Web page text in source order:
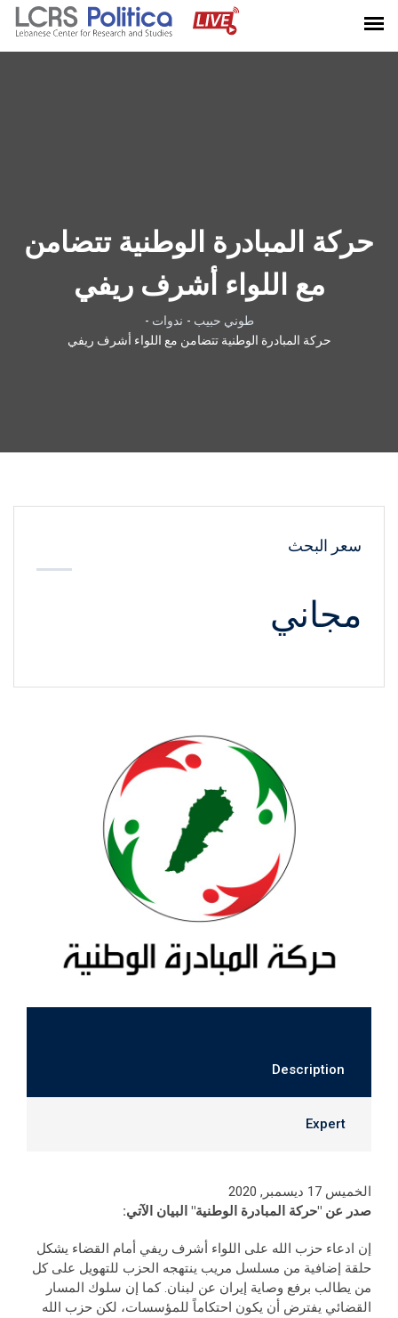
حركة المبادرة الوطنية تتضامن
مع اللواء أشرف ريفي
طوني حبيب - ندوات -
حركة المبادرة الوطنية تتضامن مع اللواء أشرف ريفي
سعر البحث
مجاني
Description
Expert
الخميس 17 ديسمبر, 2020
صدر عن "حركة المبادرة الوطنية" البيان الآتي:
إن ادعاء حزب الله على اللواء أشرف ريفي أمام القضاء يشكل
حلقة إضافية من مسلسل مريب ينتهجه الحزب للتهويل على كل
من يطالب برفع وصاية إيران عن لبنان. كما إن سلوك المسار
القضائي يفترض أن يكون احتكاماً للمؤسسات، لكن حزب الله